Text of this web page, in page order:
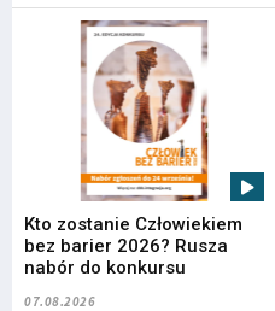
Kto zostanie Człowiekiem
bez barier 2026? Rusza
nabór do konkursu
07.08.2026